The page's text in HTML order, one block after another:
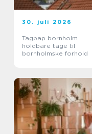
30. juli 2026
Tagpap bornholm
holdbare tage til
bornholmske forhold